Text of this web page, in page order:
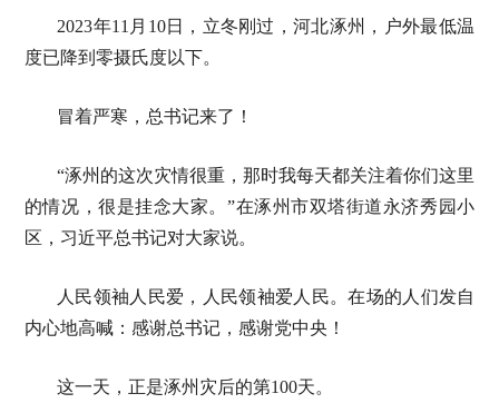
2023年11月10日，立冬刚过，河北涿州，户外最低温
度已降到零摄氏度以下。
冒着严寒，总书记来了！
“涿州的这次灾情很重，那时我每天都关注着你们这里
的情况，很是挂念大家。”在涿州市双塔街道永济秀园小
区，习近平总书记对大家说。
人民领袖人民爱，人民领袖爱人民。在场的人们发自
内心地高喊：感谢总书记，感谢党中央！
这一天，正是涿州灾后的第100天。